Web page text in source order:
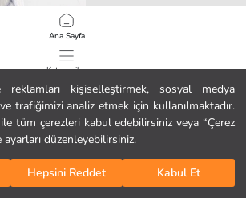
reklamları kişiselleştirmek, sosyal medya
trafiğimizi analiz etmek için kullanılmaktadır.
tüm çerezleri kabul edebilirsiniz veya “Çerez
ayarları düzenleyebilirsiniz.
Hepsini Reddet Kabul Et
Ana Sayfa
Kategoriler
Sepetim
454